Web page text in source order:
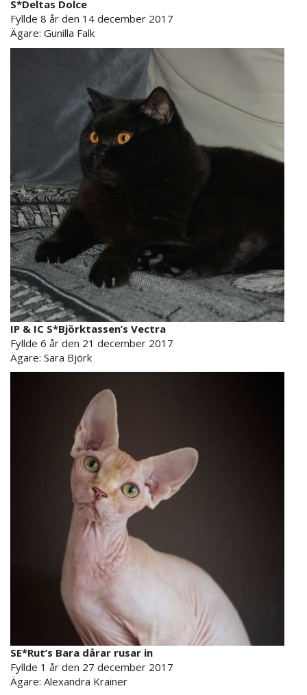
S*Deltas Dolce
Fyllde 8 år den 14 december 2017
Ägare: Gunilla Falk
IP & IC S*Björktassen’s Vectra
Fyllde 6 år den 21 december 2017
Ägare: Sara Björk
SE*Rut’s Bara dårar rusar in
Fyllde 1 år den 27 december 2017
Ägare: Alexandra Krainer